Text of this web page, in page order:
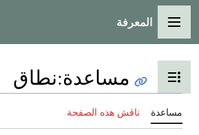
القائمة الرئيسية
المعرفة
تبديل عرض جدول المحتويات
مساعدة:نطاق
مساعدة ناقش هذه الصفحة